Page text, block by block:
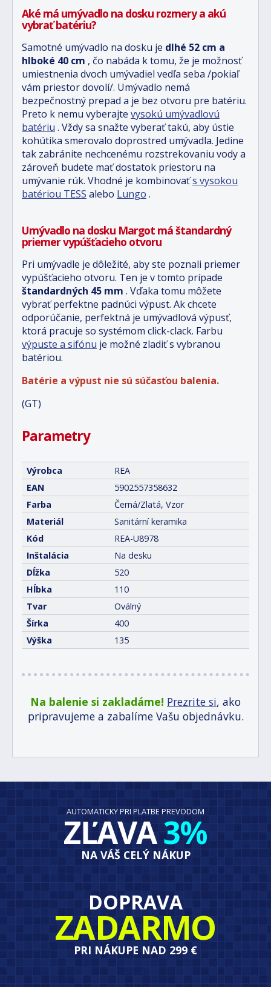
Aké má umývadlo na dosku rozmery a akú
vybrať batériu?
Samotné umývadlo na dosku je dlhé 52 cm a
hlboké 40 cm , čo nabáda k tomu, že je možnosť
umiestnenia dvoch umývadiel vedľa seba /pokiaľ
vám priestor dovolí/. Umývadlo nemá
bezpečnostný prepad a je bez otvoru pre batériu.
Preto k nemu vyberajte vysokú umývadlovú
batériu . Vždy sa snažte vyberať takú, aby ústie
kohútika smerovalo doprostred umývadla. Jedine
tak zabránite nechcenému rozstrekovaniu vody a
zároveň budete mať dostatok priestoru na
umývanie rúk. Vhodné je kombinovaťs vysokou
batériou TESS alebo Lungo .
Umývadlo na dosku Margot má štandardný
priemer vypúšťacieho otvoru
Pri umývadle je dôležité, aby ste poznali priemer
vypúšťacieho otvoru. Ten je v tomto prípade
štandardných 45 mm . Vďaka tomu môžete
vybrať perfektne padnúci výpust. Ak chcete
odporúčanie, perfektná je umývadlová výpusť,
ktorá pracuje so systémom click-clack. Farbu
výpuste a sifónu je možné zladiť s vybranou
batériou.
Batérie a výpust nie sú súčasťou balenia.
(GT)
Parametry
Výrobca
REA
EAN
5902557358632
Farba
Černá/Zlatá, Vzor
Materiál
Sanitární keramika
Kód
REA-U8978
Inštalácia
Na desku
Dĺžka
520
Hĺbka
110
Tvar
Oválný
Šírka
400
Výška
135
Na balenie si zakladáme! Prezrite si, ako
pripravujeme a zabalíme Vašu objednávku.
AUTOMATICKY PRI PLATBE PREVODOM
ZĽAVA3%
NA VÁŠ CELÝ NÁKUP
DOPRAVA
ZADARMO
PRI NÁKUPE NAD 299 €